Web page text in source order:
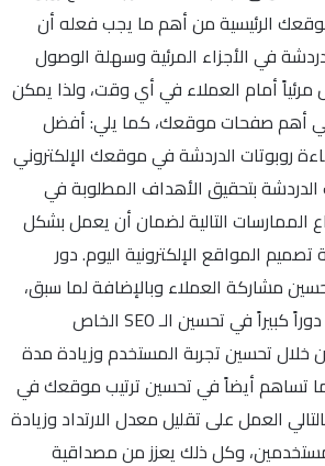
الرئيسية من أهم ما يجب فعله أن
في الأجزاء المرئية وسهلة الوصول
أمام العملاء في أي وقت، ولذا يمكن
أهم صفحات موقعك، كما يلي: أفضل
روبوتات الدردشة في موقعك الإلكتروني
بتحقيق الأهداف المطلوبة في
الممارسات التالية لضمان أن يعمل بشكل
المواقع الإلكترونية اليوم. دور
مشاركة العملاء وبالإضافة لما سبق،
تلعب روبوتات الدردشة دوراً كبيراً في تحسين الـ SEO الخاص
خلال تحسين تجربة المستخدم وزيادة مدة
تساهم أيضاً في تحسين ترتيب موقعك في
العمل على تقليل معدل الارتداد وزيادة
وكل ذلك يعزز من مصداقية